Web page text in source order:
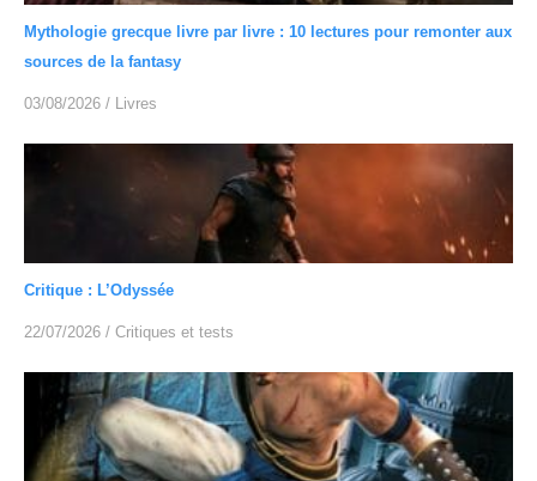
Mythologie grecque livre par livre : 10 lectures pour remonter aux
sources de la fantasy
03/08/2026 / Livres
Critique : L’Odyssée
22/07/2026 / Critiques et tests